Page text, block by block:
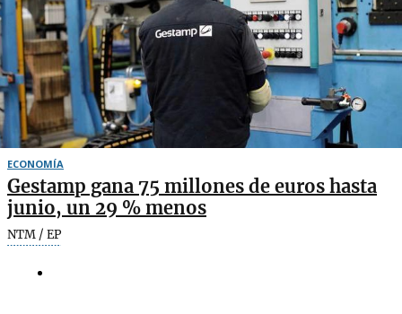
ECONOMÍA
Gestamp gana 75 millones de euros hasta
junio, un 29 % menos
NTM / EP